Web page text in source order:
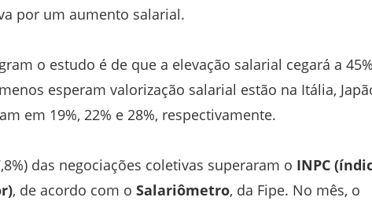
por um aumento salarial.
o estudo é de que a elevação salarial cegará a 45%
esperam valorização salarial estão na Itália,
em 19%, 22% e 28%, respectivamente.
das negociações coletivas superaram o INPC
, de acordo com o Salariômetro, da Fipe. No mês, o